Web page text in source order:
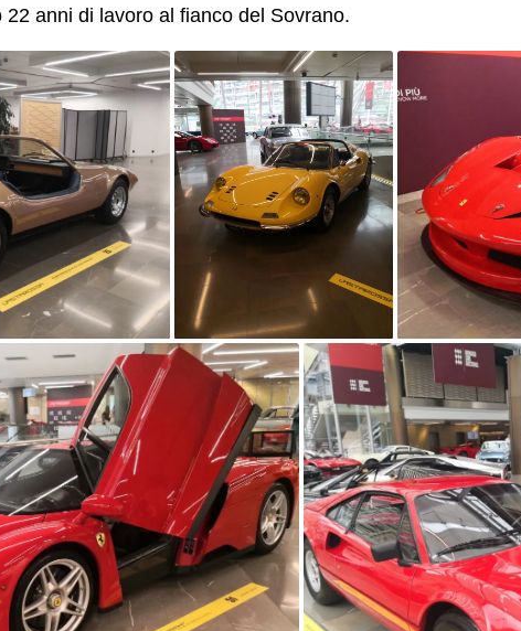
anni di lavoro al fianco del Sovrano.